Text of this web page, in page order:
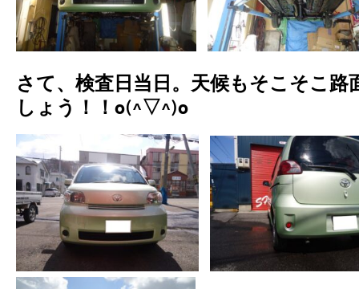
さて、検査日当日。天候もそこそこ
しょう！！o(^▽^)o